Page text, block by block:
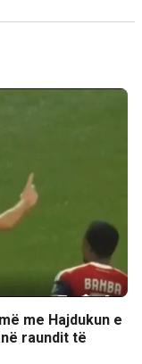
me Hajdukun e
raundit të